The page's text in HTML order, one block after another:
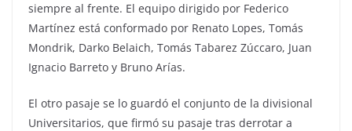
siempre al frente. El equipo dirigido por Federico
Martínez está conformado por Renato Lopes, Tomás
Mondrik, Darko Belaich, Tomás Tabarez Zúccaro, Juan
Ignacio Barreto y Bruno Arías.
El otro pasaje se lo guardó el conjunto de la divisional
Universitarios, que firmó su pasaje tras derrotar a